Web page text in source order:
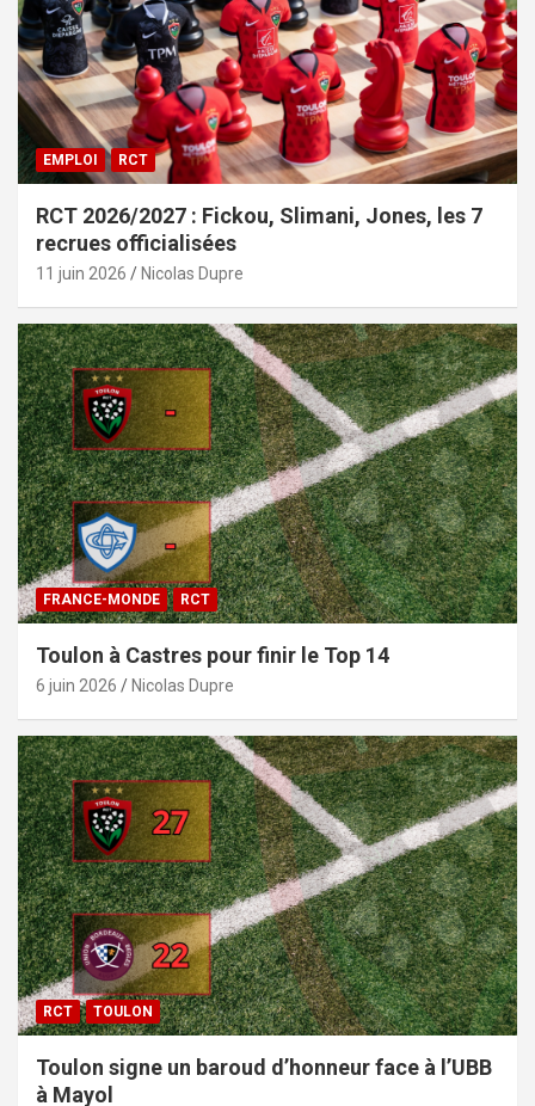
EMPLOI RCT
RCT 2026/2027 : Fickou, Slimani, Jones, les 7
recrues officialisées
11 juin 2026 Nicolas Dupre
FRANCE-MONDE RCT
Toulon à Castres pour finir le Top 14
6 juin 2026 Nicolas Dupre
RCT TOULON
Toulon signe un baroud d’honneur face à l’UBB
à Mayol